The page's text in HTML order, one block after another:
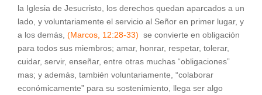
la Iglesia de Jesucristo, los derechos quedan aparcados a un
lado, y voluntariamente el servicio al Señor en primer lugar, y
a los demás, (Marcos, 12:28-33) se convierte en obligación
para todos sus miembros; amar, honrar, respetar, tolerar,
cuidar, servir, enseñar, entre otras muchas “obligaciones”
mas; y además, también voluntariamente, “colaborar
económicamente” para su sostenimiento, llega ser algo